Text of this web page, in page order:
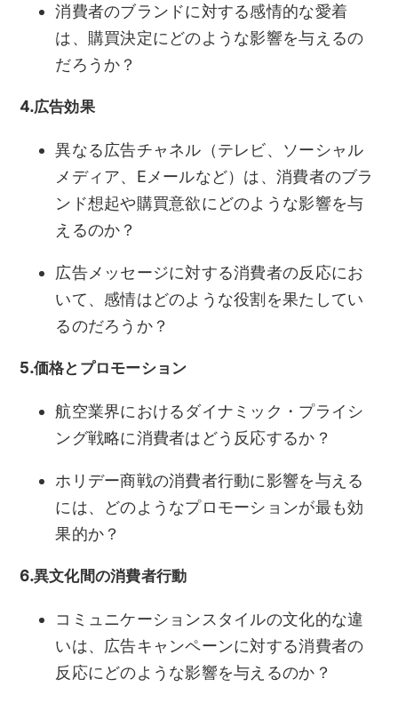
消費者のブランドに対する感情的な愛着
は、購買決定にどのような影響を与えるの
だろうか？
4.広告効果
異なる広告チャネル（テレビ、ソーシャル
メディア、Eメールなど）は、消費者のブラ
ンド想起や購買意欲にどのような影響を与
えるのか？
広告メッセージに対する消費者の反応にお
いて、感情はどのような役割を果たしてい
るのだろうか？
5.価格とプロモーション
航空業界におけるダイナミック・プライシ
ング戦略に消費者はどう反応するか？
ホリデー商戦の消費者行動に影響を与える
には、どのようなプロモーションが最も効
果的か？
6.異文化間の消費者行動
コミュニケーションスタイルの文化的な違
いは、広告キャンペーンに対する消費者の
反応にどのような影響を与えるのか？